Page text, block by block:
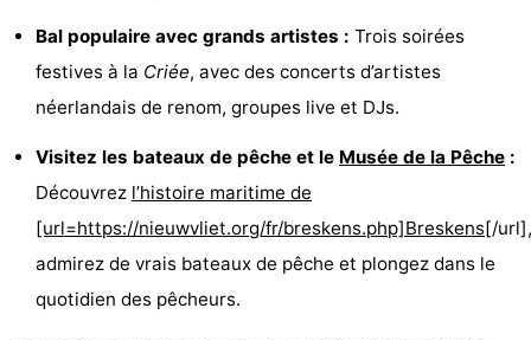
vue
Croisières
Terrains
jeux
-
Aires
de
Bowling
Bal populaire avec grands artistes : Trois soirées
festives à la Criée, avec des concerts d’artistes
néerlandais de renom, groupes live et DJs.
Visitez les bateaux de pêche et le Musée de la Pêche :
Découvrez l’histoire maritime de
[url=https://nieuwvliet.org/fr/breskens.php]Breskens[/url],
admirez de vrais bateaux de pêche et plongez dans le
quotidien des pêcheurs.